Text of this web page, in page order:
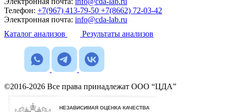
Телефон: +7(967) 413-79-50 +7(8662) 72-03-42
Электронная почта: info@cda-lab.ru
Каталог анализов
Результаты анализов
©2016-2026 Все права принадлежат ООО “ЦДА”